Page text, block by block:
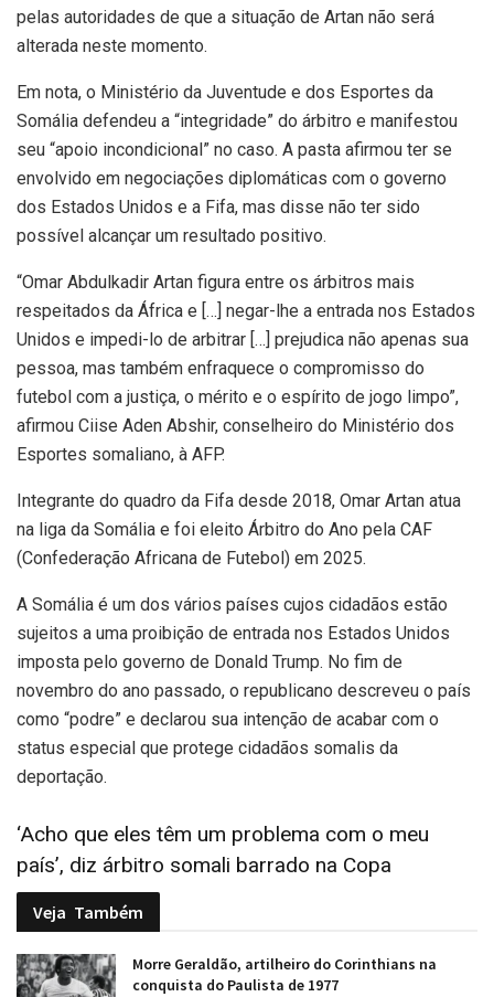
pelas autoridades de que a situação de Artan não será
alterada neste momento.
Em nota, o Ministério da Juventude e dos Esportes da
Somália defendeu a “integridade” do árbitro e manifestou
seu “apoio incondicional” no caso. A pasta afirmou ter se
envolvido em negociações diplomáticas com o governo
dos Estados Unidos e a Fifa, mas disse não ter sido
possível alcançar um resultado positivo.
“Omar Abdulkadir Artan figura entre os árbitros mais
respeitados da África e […] negar-lhe a entrada nos Estados
Unidos e impedi-lo de arbitrar […] prejudica não apenas sua
pessoa, mas também enfraquece o compromisso do
futebol com a justiça, o mérito e o espírito de jogo limpo”,
afirmou Ciise Aden Abshir, conselheiro do Ministério dos
Esportes somaliano, à AFP.
Integrante do quadro da Fifa desde 2018, Omar Artan atua
na liga da Somália e foi eleito Árbitro do Ano pela CAF
(Confederação Africana de Futebol) em 2025.
A Somália é um dos vários países cujos cidadãos estão
sujeitos a uma proibição de entrada nos Estados Unidos
imposta pelo governo de Donald Trump. No fim de
novembro do ano passado, o republicano descreveu o país
como “podre” e declarou sua intenção de acabar com o
status especial que protege cidadãos somalis da
deportação.
‘Acho que eles têm um problema com o meu
país’, diz árbitro somali barrado na Copa
Veja Também
Morre Geraldão, artilheiro do Corinthians na
conquista do Paulista de 1977